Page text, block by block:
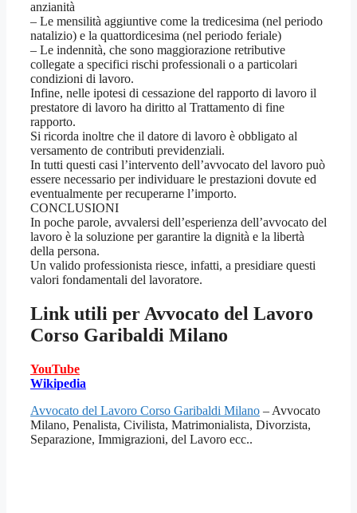
anzianità
– Le mensilità aggiuntive come la tredicesima (nel periodo
natalizio) e la quattordicesima (nel periodo feriale)
– Le indennità, che sono maggiorazione retributive
collegate a specifici rischi professionali o a particolari
condizioni di lavoro.
Infine, nelle ipotesi di cessazione del rapporto di lavoro il
prestatore di lavoro ha diritto al Trattamento di fine
rapporto.
Si ricorda inoltre che il datore di lavoro è obbligato al
versamento de contributi previdenziali.
In tutti questi casi l’intervento dell’avvocato del lavoro può
essere necessario per individuare le prestazioni dovute ed
eventualmente per recuperarne l’importo.
CONCLUSIONI
In poche parole, avvalersi dell’esperienza dell’avvocato del
lavoro è la soluzione per garantire la dignità e la libertà
della persona.
Un valido professionista riesce, infatti, a presidiare questi
valori fondamentali del lavoratore.
Link utili perAvvocato del Lavoro
Corso Garibaldi Milano
YouTube
Wikipedia
Avvocato del Lavoro Corso Garibaldi Milano – Avvocato
Milano, Penalista, Civilista, Matrimonialista, Divorzista,
Separazione, Immigrazioni, del Lavoro ecc..